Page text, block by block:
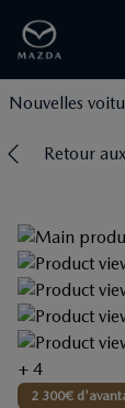
Nouvelles
Retour
+ 4
2 300€